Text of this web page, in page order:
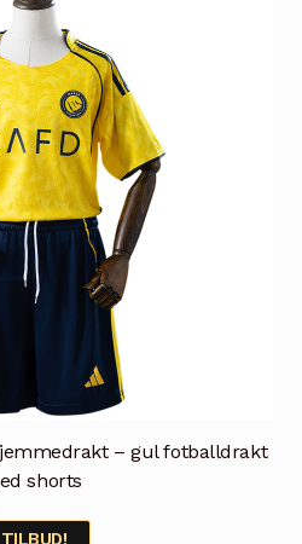
– gul fotballdrakt
shorts
TILBUD!